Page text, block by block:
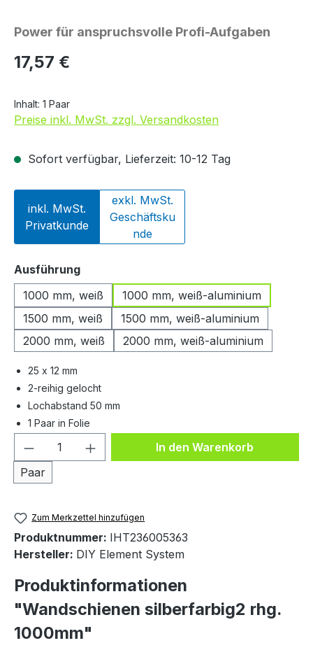
Power für anspruchsvolle Profi-Aufgaben
Regulärer Preis:
17,57 €
Inhalt: 1 Paar
Preise inkl. MwSt. zzgl. Versandkosten
Sofort verfügbar, Lieferzeit: 10-12 Tag
inkl. MwSt.
Privatkunde
exkl. MwSt.
Geschäftsku
nde
Ausführungauswählen
1000 mm, weiß
1000 mm, weiß-aluminium
1500 mm, weiß
1500 mm, weiß-aluminium
2000 mm, weiß
2000 mm, weiß-aluminium
25 x 12 mm
2-reihig gelocht
Lochabstand 50 mm
1 Paar in Folie
Produkt Anzahl: Gib den
Paar
In den Warenkorb
Zum Merkzettel hinzufügen
Produktnummer: IHT236005363
Hersteller: DIY Element System
Produktinformationen
"Wandschienen silberfarbig2 rhg.
1000mm"